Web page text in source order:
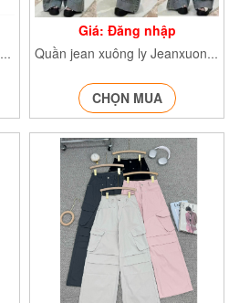
Quần jean nữ ống rộng cạp cao Quanjeancapcao7779 Q.Jean7780 Q.jean7781
Giá: Đăng nhập
Quần jean xuông ly Jeanxuongly7657
CHỌN MUA